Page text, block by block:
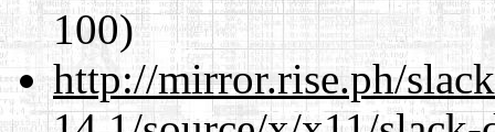
100)
http://mirror.rise.ph/